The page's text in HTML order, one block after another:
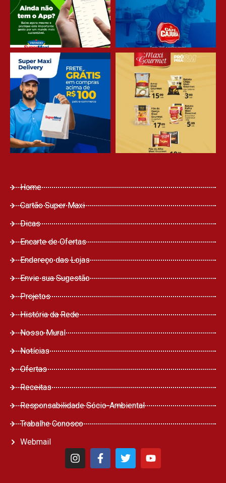
Home
Cartão Super Maxi
Dicas
Encarte de Ofertas
Endereço das Lojas
Envie sua Sugestão
Projetos
História da Rede
Nosso Mural
Notícias
Ofertas
Receitas
Responsabilidade Sócio-Ambiental
Trabalhe Conosco
Webmail